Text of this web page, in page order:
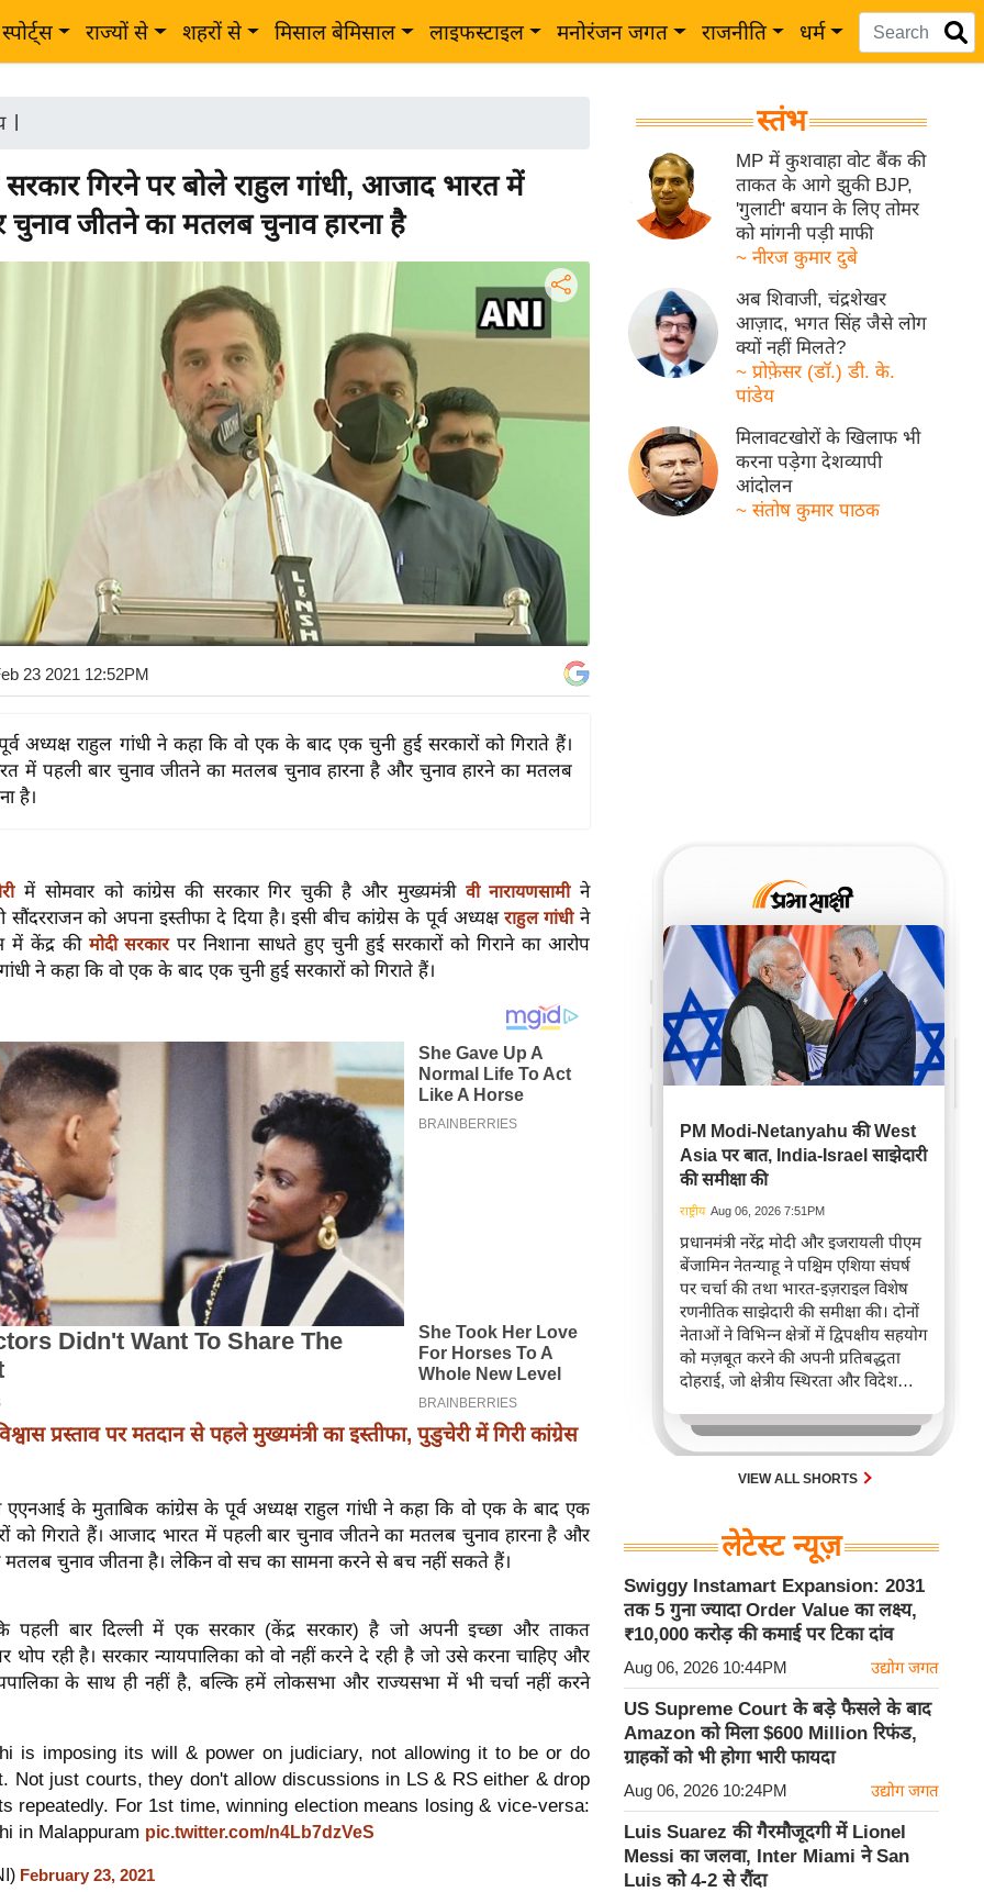
स्पोर्ट्स राज्यों से शहरों से मिसाल बेमिसाल लाइफस्टाइल मनोरंजन जगत राजनीति धर्म
|
गिरने पर बोले राहुल गांधी, आजाद भारत में
चुनाव जीतने का मतलब चुनाव हारना है
23 2021 12:52PM
अध्यक्ष राहुल गांधी ने कहा कि वो एक के बाद एक चुनी हुई सरकारों को गिराते हैं।
में पहली बार चुनाव जीतने का मतलब चुनाव हारना है और चुनाव हारने का मतलब
है।
में सोमवार को कांग्रेस की सरकार गिर चुकी है और मुख्यमंत्रीवी नारायणसामीने
सौंदरराजन को अपना इस्तीफा दे दिया है। इसी बीच कांग्रेस के पूर्व अध्यक्षराहुल गांधीने
में केंद्र कीमोदी सरकारपर निशाना साधते हुए चुनी हुई सरकारों को गिराने का आरोप
ने कहा कि वो एक के बाद एक चुनी हुई सरकारों को गिराते हैं।
प्रस्ताव पर मतदान से पहले मुख्यमंत्री का इस्तीफा, पुडुचेरी में गिरी कांग्रेस
एएनआई के मुताबिक कांग्रेस के पूर्व अध्यक्ष राहुल गांधी ने कहा कि वो एक के बाद एक
को गिराते हैं। आजाद भारत में पहली बार चुनाव जीतने का मतलब चुनाव हारना है और
मतलब चुनाव जीतना है। लेकिन वो सच का सामना करने से बच नहीं सकते हैं।
पहली बार दिल्ली में एक सरकार (केंद्र सरकार) है जो अपनी इच्छा और ताकत
थोप रही है। सरकार न्यायपालिका को वो नहीं करने दे रही है जो उसे करना चाहिए और
के साथ ही नहीं है, बल्कि हमें लोकसभा और राज्यसभा में भी चर्चा नहीं करने
is imposing its will & power on judiciary, not allowing it to be or do
Not just courts, they don't allow discussions in LS & RS either & drop
repeatedly. For 1st time, winning election means losing & vice-versa:
in Malappuram pic.twitter.com/n4Lb7dzVeS
February 23, 2021
स्तंभ
MP में कुशवाहा वोट बैंक की
ताकत के आगे झुकी BJP,
'गुलाटी' बयान के लिए तोमर
को मांगनी पड़ी माफी
~ नीरज कुमार दुबे
अब शिवाजी, चंद्रशेखर
आज़ाद, भगत सिंह जैसे लोग
क्यों नहीं मिलते?
~ प्रोफ़ेसर (डॉ.) डी. के.
पांडेय
मिलावटखोरों के खिलाफ भी
करना पड़ेगा देशव्यापी
आंदोलन
~ संतोष कुमार पाठक
PM Modi-Netanyahu की West
Asia पर बात, India-Israel साझेदारी
की समीक्षा की
राष्ट्रीय Aug 06, 2026 7:51PM
प्रधानमंत्री नरेंद्र मोदी और इजरायली पीएम
बेंजामिन नेतन्याहू ने पश्चिम एशिया संघर्ष
पर चर्चा की तथा भारत-इज़राइल विशेष
रणनीतिक साझेदारी की समीक्षा की। दोनों
नेताओं ने विभिन्न क्षेत्रों में द्विपक्षीय सहयोग
को मज़बूत करने की अपनी प्रतिबद्धता
दोहराई, जो क्षेत्रीय स्थिरता और विदेश
करता है।
VIEW ALL SHORTS
लेटेस्ट न्यूज़
Swiggy Instamart Expansion: 2031
तक 5 गुना ज्यादा Order Value का लक्ष्य,
₹10,000 करोड़ की कमाई पर टिका दांव
Aug 06, 2026 10:44PM उद्योग जगत
US Supreme Court के बड़े फैसले के बाद
Amazon को मिला $600 Million रिफंड,
ग्राहकों को भी होगा भारी फायदा
Aug 06, 2026 10:24PM उद्योग जगत
Luis Suarez की गैरमौजूदगी में Lionel
Messi का जलवा, Inter Miami ने San
Luis को 4-2 से रौंदा